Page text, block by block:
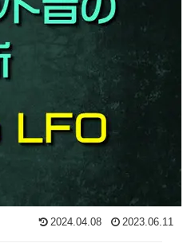
2024.04.08 2023.06.11